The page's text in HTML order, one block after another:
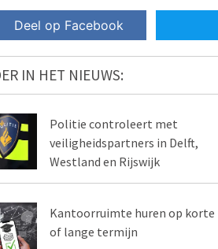
Deel op Facebook
IN HET NIEUWS:
Politie controleert met
veiligheidspartners in Delft,
Westland en Rijswijk
Kantoorruimte huren op korte
of lange termijn